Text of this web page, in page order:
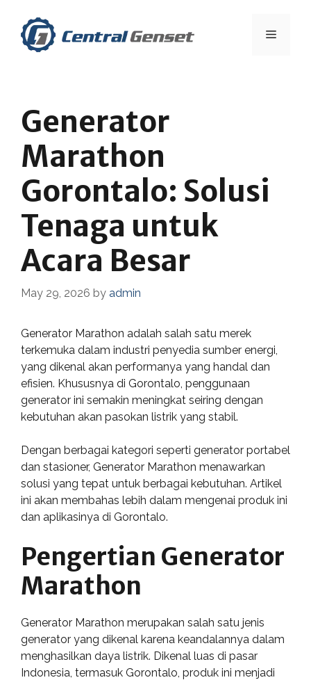
content
Menu
Generator
Marathon
Gorontalo: Solusi
Tenaga untuk
Acara Besar
May 29, 2026 by admin
Generator Marathon adalah salah satu merek
terkemuka dalam industri penyedia sumber energi,
yang dikenal akan performanya yang handal dan
efisien. Khususnya di Gorontalo, penggunaan
generator ini semakin meningkat seiring dengan
kebutuhan akan pasokan listrik yang stabil.
Dengan berbagai kategori seperti generator portabel
dan stasioner, Generator Marathon menawarkan
solusi yang tepat untuk berbagai kebutuhan. Artikel
ini akan membahas lebih dalam mengenai produk ini
dan aplikasinya di Gorontalo.
Pengertian Generator
Marathon
Generator Marathon merupakan salah satu jenis
generator yang dikenal karena keandalannya dalam
menghasilkan daya listrik. Dikenal luas di pasar
Indonesia, termasuk Gorontalo, produk ini menjadi